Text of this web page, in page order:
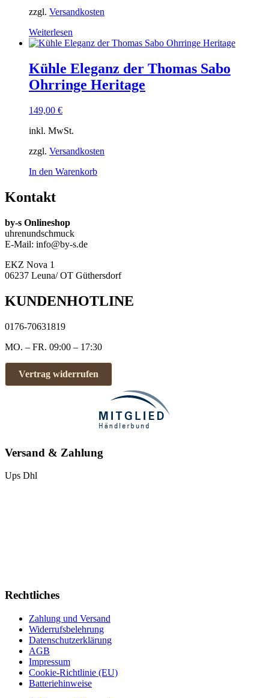
zzgl. Versandkosten
Weiterlesen
Kühle Eleganz der Thomas Sabo
Ohrringe Heritage
149,00 €
inkl. MwSt.
zzgl. Versandkosten
In den Warenkorb
Kontakt
by-s Onlineshop
uhrenundschmuck
E-Mail: info@by-s.de
EKZ Nova 1
06237 Leuna/ OT Güthersdorf
KUNDENHOTLINE
0176-70631819
MO. – FR. 09:00 – 17:30
Vertrag widerrufen
Versand & Zahlung
Ups Dhl
Rechtliches
Zahlung und Versand
Widerrufsbelehrung
Datenschutzerklärung
AGB
Impressum
Cookie-Richtlinie (EU)
Batteriehinweise